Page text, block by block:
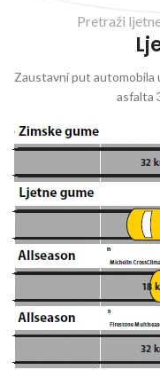
Pretraži
Zaustavni put automobila
asfalta